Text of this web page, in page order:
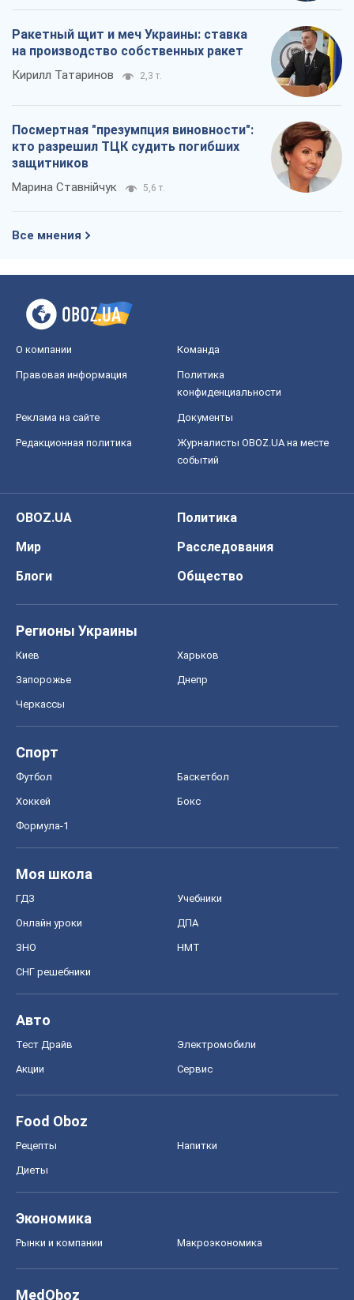
Ракетный щит и меч Украины: ставка
на производство собственных ракет
Кирилл Татаринов 2,3 т.
Посмертная "презумпция виновности":
кто разрешил ТЦК судить погибших
защитников
Марина Ставнійчук 5,6 т.
Все мнения
О компании Команда
Правовая информация
Политика
конфиденциальности
Реклама на сайте Документы
Редакционная политика
Журналисты OBOZ.UA на месте
событий
OBOZ.UA
Политика
Мир
Расследования
Блоги
Общество
Регионы Украины
Киев Харьков
Запорожье Днепр
Черкассы
Спорт
Футбол Баскетбол
Хоккей Бокс
Формула-1
Моя школа
ГДЗ Учебники
Онлайн уроки ДПА
ЗНО НМТ
СНГ решебники
Авто
Тест Драйв Электромобили
Акции Сервис
Food Oboz
Рецепты Напитки
Диеты
Экономика
Рынки и компании Mакроэкономика
MedOboz